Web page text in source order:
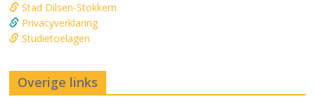
Stad Dilsen-Stokkem
Privacyverklaring
Studietoelagen
Overige links